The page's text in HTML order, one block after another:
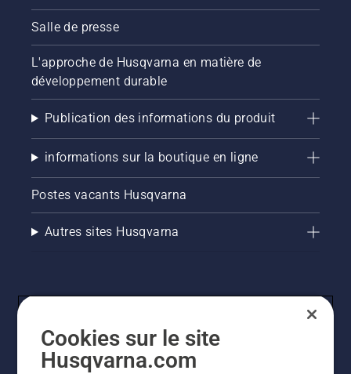
Salle de presse
L'approche de Husqvarna en matière de
développement durable
Publication des informations du produit
informations sur la boutique en ligne
Postes vacants Husqvarna
Autres sites Husqvarna
Cookies sur le site
Husqvarna.com